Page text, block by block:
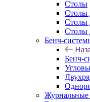
Столы
Столы
Столы
Столы
Бенч-
Бенч-
Журнальные